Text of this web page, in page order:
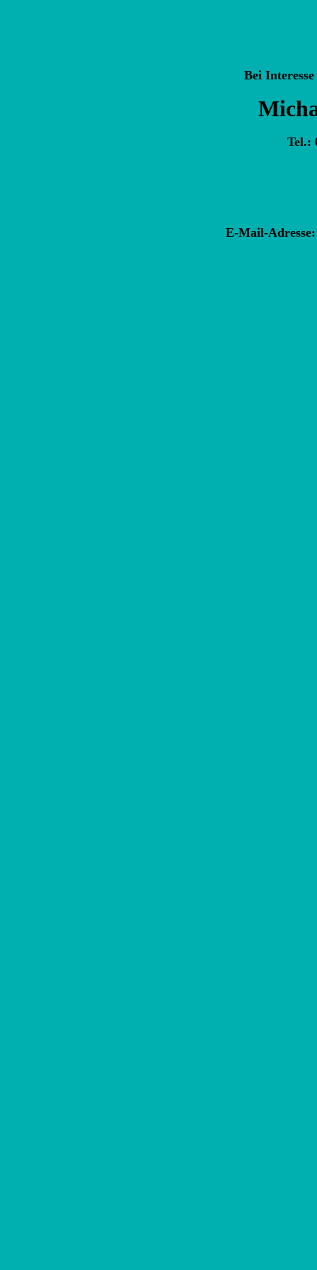
Bei
Tel.:
E-Mail-